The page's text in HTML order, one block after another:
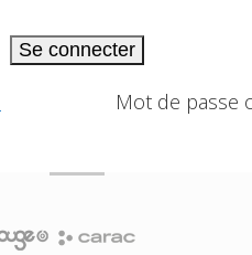
Se connecter
Mot de passe